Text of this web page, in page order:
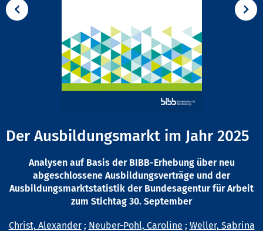
Der Ausbildungsmarkt im Jahr 2025
Analysen auf Basis der BIBB-Erhebung über neu
abgeschlossene Ausbildungsverträge und der
Ausbildungsmarktstatistik der Bundesagentur für Arbeit
zum Stichtag 30. September
Christ, Alexander; Neuber-Pohl, Caroline ; Weller, Sabrina